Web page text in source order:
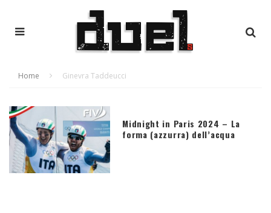
Home Ginevra Taddeucci
Midnight in Paris 2024 – La
forma (azzurra) dell’acqua